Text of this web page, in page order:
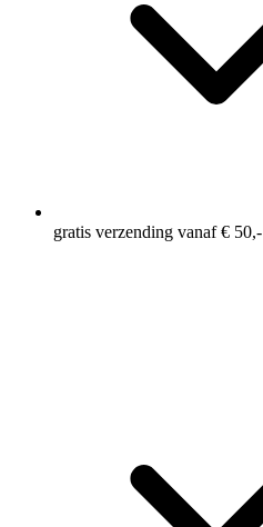
gratis verzending vanaf € 50,-